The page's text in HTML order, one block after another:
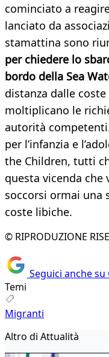
cominciato a
lanciato da
stamattina sono
per chiedere lo
bordo della Sea
distanza dalle
moltiplicano le
autorità
per l’infanzia e
the Children, tutti
questa vicenda
soccorsi ormai una
coste libiche.
© RIPRODUZIONE
Seguici anche
Temi
Migranti
Altro di Attualità